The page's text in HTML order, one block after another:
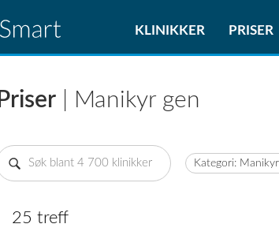
KLINIKKER PRISER
Priser | Manikyr gen
Kategori:
25 treff